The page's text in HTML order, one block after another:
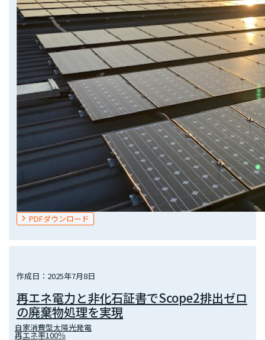
PDFダウンロード
作成日：2025年7月8日
再エネ電力と非化石証書でScope2排出ゼロ
の廃棄物処理を実現
自家消費型太陽光発電
再エネ率100％